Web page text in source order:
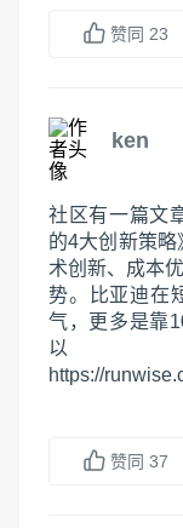
赞同 23
ken
社区有一篇文
的4大创新策
术创新、成本
势。比亚迪在
气，更多是靠
以
https://
赞同 37